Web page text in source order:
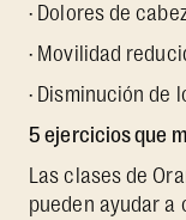
· Dolores de
· Movilidad
· Disminución de
5 ejercicios que
Las clases de
pueden ayudar